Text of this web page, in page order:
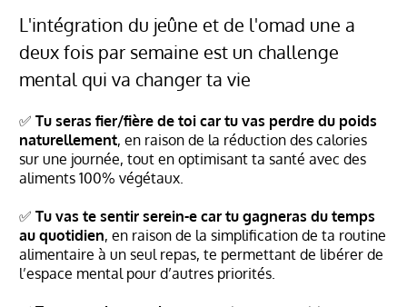
L'intégration du jeûne et de l'omad une a
deux fois par semaine est un challenge
mental qui va changer ta vie
✅ Tu seras fier/fière de toi car tu vas perdre du poids
naturellement, en raison de la réduction des calories
sur une journée, tout en optimisant ta santé avec des
aliments 100% végétaux.
✅ Tu vas te sentir serein-e car tu gagneras du temps
au quotidien, en raison de la simplification de ta routine
alimentaire à un seul repas, te permettant de libérer de
l’espace mental pour d’autres priorités.